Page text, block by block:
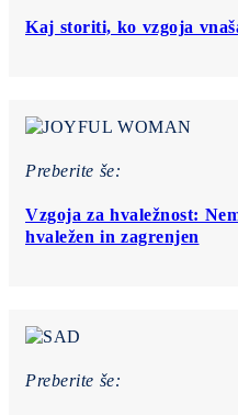
Kaj storiti, ko vzgoja
Preberite še:
Vzgoja za hvaležnost:
hvaležen in zagrenjen
Preberite še: